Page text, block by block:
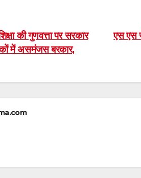
एस एस
की गुणवत्ता पर सरकार
में असमंजस बरकार,